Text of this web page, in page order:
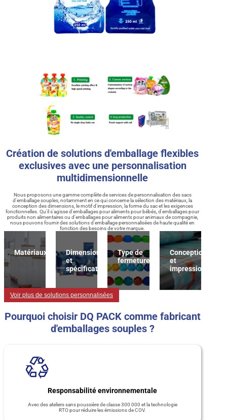
Création de solutions d'emballage flexibles
exclusives avec une personnalisation
multidimensionnelle
Nous proposons une gamme complète de services de personnalisation des sacs
d'emballage souples, notamment en ce qui concerne la sélection des matériaux, la
conception des dimensions, le motif d'impression, la forme du sac et les exigences
fonctionnelles. Qu'il s'agisse d'emballages pour aliments pour bébés, d'emballages pour
produits non alimentaires ou d'emballages pour aliments pour animaux de compagnie,
nous pouvons fournir des solutions d'emballage personnalisées de haute qualité en
fonction des besoins de votre marque.
Matériaux
Dimension
et
spécification
Type de
fermeture
Conception
et
impression
Voir plus de solutions personnalisées
Pourquoi choisir DQ PACK comme fabricant
d'emballages souples ?
Responsabilité environnementale
Avec des ateliers sans poussière de classe 300 000 et la technologie
RTO pour réduire les émissions de COV.